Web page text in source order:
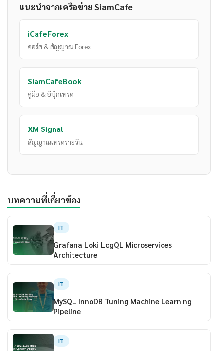
แนะนำจากเครือข่าย SiamCafe
iCafeForex
คอร์ส & สัญญาณ Forex
SiamCafeBook
คู่มือ & อีบุ๊กเทรด
XM Signal
สัญญาณเทรดรายวัน
บทความที่เกี่ยวข้อง
IT
Grafana Loki LogQL Microservices
Architecture
IT
MySQL InnoDB Tuning Machine Learning
Pipeline
IT